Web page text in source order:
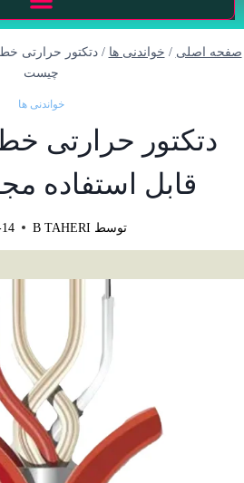
صفحه اصلی / خواندنی ها / دتکتور حرارتی
چیست
خواندنی ها
دتکتور حرارتی
قابل استفاده
توسط B TAHERI